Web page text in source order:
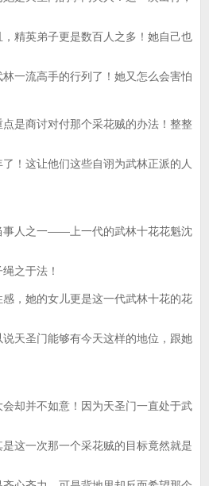
精英弟子更是数百人之多！她自己也
一流高手的行列了！她又怎么会害怕
商讨对付那个采花贼的办法！整整
！这让他们这些自诩为武林正派的人
人之一——上一代的武林十花花魁沈
之于法！
她的女儿更是这一代武林十花的花
天圣门能够有今天这样的地位，跟她
并不如意！因为天圣门一直处于武
这一次那一个采花贼的目标竟然就是